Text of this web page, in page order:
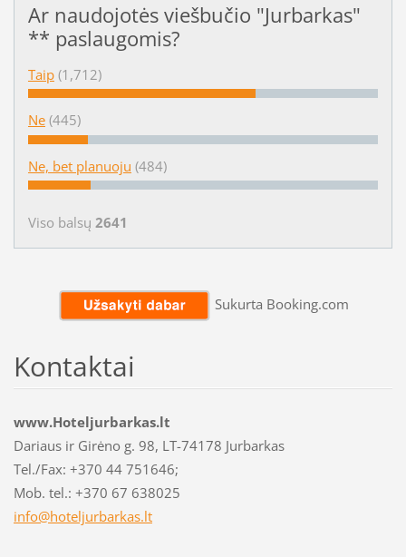
Ar naudojotės viešbučio "Jurbarkas"
** paslaugomis?
Taip (1,712)
Ne (445)
Ne, bet planuoju (484)
Viso balsų 2641
Sukurta Booking.com
Kontaktai
www.Hoteljurbarkas.lt
Dariaus ir Girėno g. 98, LT-74178 Jurbarkas
Tel./Fax: +370 44 751646;
Mob. tel.: +370 67 638025
info@hoteljurbarkas.lt